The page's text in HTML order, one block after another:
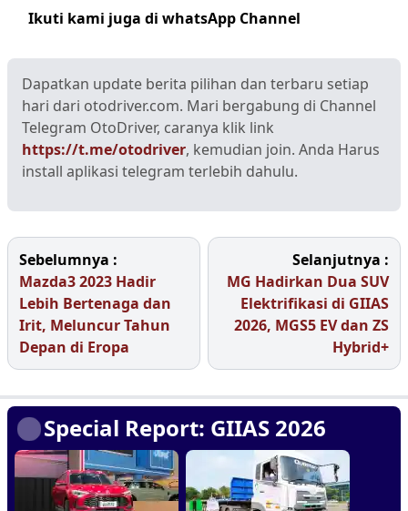
Ikuti kami juga di whatsApp Channel
Dapatkan update berita pilihan dan terbaru setiap
hari dari otodriver.com. Mari bergabung di Channel
Telegram OtoDriver, caranya klik link
https://t.me/otodriver, kemudian join. Anda Harus
install aplikasi telegram terlebih dahulu.
Sebelumnya :
Mazda3 2023 Hadir
Lebih Bertenaga dan
Irit, Meluncur Tahun
Depan di Eropa
Selanjutnya :
MG Hadirkan Dua SUV
Elektrifikasi di GIIAS
2026, MGS5 EV dan ZS
Hybrid+
Special Report: GIIAS 2026